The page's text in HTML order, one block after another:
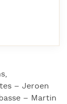
– Jeroen
– Martin